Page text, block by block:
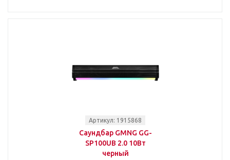
Артикул: 1915868
Саундбар GMNG GG-
SP100UB 2.0 10Вт
черный